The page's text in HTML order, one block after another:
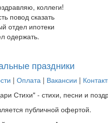
коллеги!
повод сказать
отдел ипотеки
одержать.
праздники
| Оплата | Вакансии |
Стихи" - стихи, песни и
публичной офертой.